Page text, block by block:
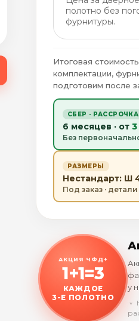
полотно без
фурнитуры.
Итоговая
комплектации,
подготовим после
СБЕР · РАССРОЧКА
6 месяцев · от
Без
РАЗМЕРЫ
Нестандарт: Ш
Под заказ ·
АКЦИЯ ЧФД+
1+1=3
КАЖДОЕ
3-Е ПОЛОТНО
у